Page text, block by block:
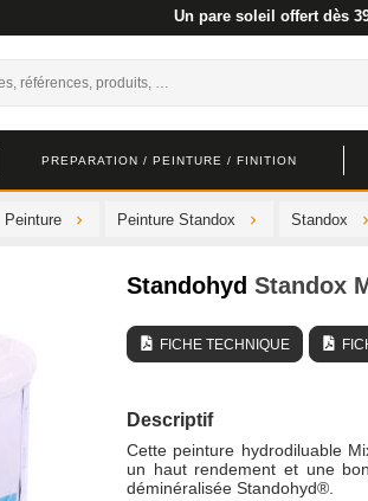
Un pare soleil offert dès
PREPARATION / PEINTURE / FINITION
Peinture Peinture Standox Standox
Standohyd Standox
FICHE TECHNIQUE
Descriptif
Cette peinture hydrodiluable
un haut rendement et une
déminéralisée Standohyd®.